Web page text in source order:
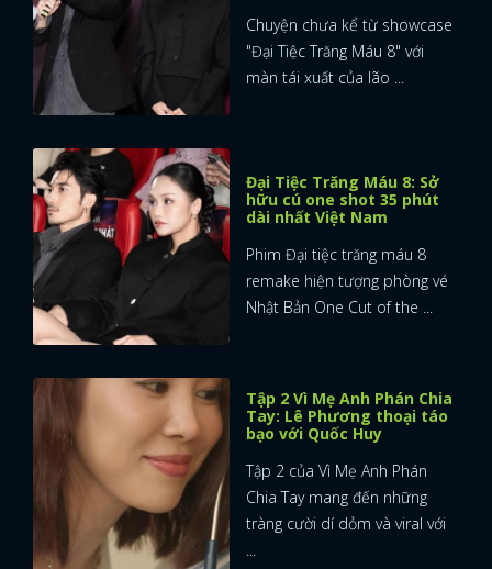
Chuyện chưa kể từ showcase
"Đại Tiệc Trăng Máu 8" với
màn tái xuất của lão ...
Đại Tiệc Trăng Máu 8: Sở
hữu cú one shot 35 phút
dài nhất Việt Nam
Phim Đại tiệc trăng máu 8
remake hiện tượng phòng vé
Nhật Bản One Cut of the ...
Tập 2 Vì Mẹ Anh Phán Chia
Tay: Lê Phương thoại táo
bạo với Quốc Huy
Tập 2 của Vì Mẹ Anh Phán
Chia Tay mang đến những
tràng cười dí dỏm và viral với
...